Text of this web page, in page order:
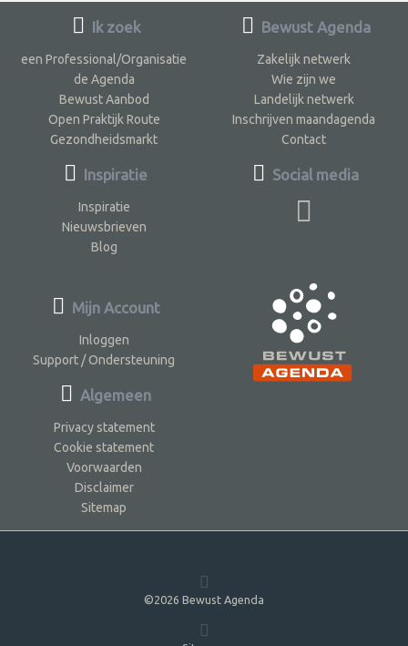
Ik zoek
een Professional/Organisatie
de Agenda
Bewust Aanbod
Open Praktijk Route
Gezondheidsmarkt
Inspiratie
Inspiratie
Nieuwsbrieven
Blog
Bewust Agenda
Zakelijk netwerk
Wie zijn we
Landelijk netwerk
Inschrijven maandagenda
Contact
Social media
Mijn Account
Inloggen
Support / Ondersteuning
Algemeen
Privacy statement
Cookie statement
Voorwaarden
Disclaimer
Sitemap
©2026 Bewust Agenda